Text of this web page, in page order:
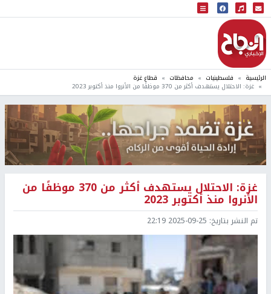
البث المباشر
إذاعة النجاح
الرئيسية فلسطينيات محافظات قطاع غزة
غزة: الاحتلال يستهدف أكثر من 370 موظفًا من الأنروا منذ أكتوبر 2023
غزة: الاحتلال يستهدف أكثر من 370 موظفًا من
الأنروا منذ أكتوبر 2023
تم النشر بتاريخ: 2025-09-25 22:19